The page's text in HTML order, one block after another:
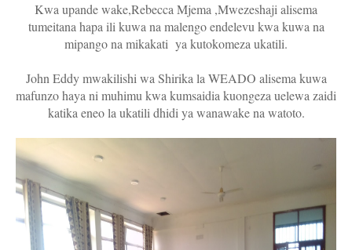
Kwa upande wake,Rebecca Mjema ,Mwezeshaji alisema
tumeitana hapa ili kuwa na malengo endelevu kwa kuwa na
mipango na mikakati ya kutokomeza ukatili.
John Eddy mwakilishi wa Shirika la WEADO alisema kuwa
mafunzo haya ni muhimu kwa kumsaidia kuongeza uelewa zaidi
katika eneo la ukatili dhidi ya wanawake na watoto.